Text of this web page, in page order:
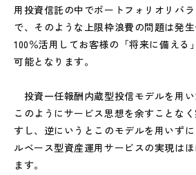
用投資信託の中でポートフォリオリバ
で、そのような上限枠浪費の問題は発
100％活用してお客様の「将来に備える
可能となります。
投資一任報酬内蔵型投信モデルを用
このようにサービス思想を余すことな
すし、逆にいうとこのモデルを用いず
ルベース型資産運用サービスの実現は
ます。